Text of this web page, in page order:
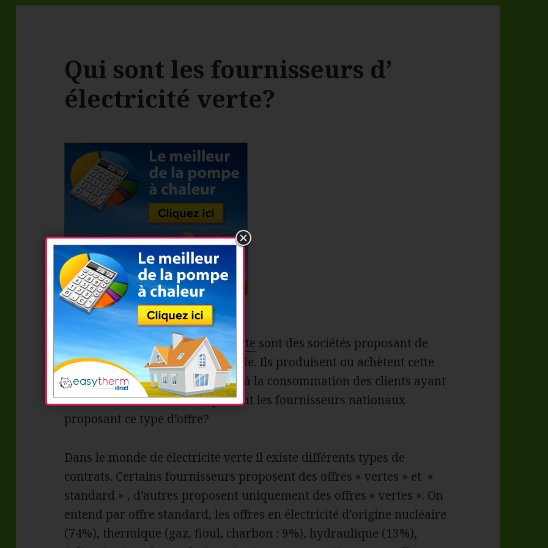
Qui sont les fournisseurs d’
électricité verte?
Les fournisseurs d’électricité verte sont des sociétés proposant de
l’électricité d’origine renouvelable. Ils produisent ou achètent cette
énergie en quantité équivalente à la consommation des clients ayant
souscrit à leur offre. Mais qui sont les fournisseurs nationaux
proposant ce type d’offre?
Dans le monde de électricité verte il existe différents types de
contrats. Certains fournisseurs proposent des offres « vertes » et «
standard » , d’autres proposent uniquement des offres « vertes ». On
entend par offre standard, les offres en électricité d’origine nucléaire
(74%), thermique (gaz, fioul, charbon : 9%), hydraulique (13%),